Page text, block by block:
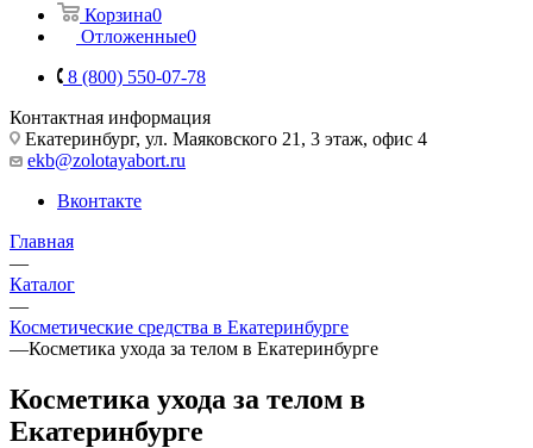
Корзина0
Отложенные0
8 (800) 550-07-78
Контактная информация
Екатеринбург, ул. Маяковского 21, 3 этаж, офис 4
ekb@zolotayabort.ru
Вконтакте
Главная
—
Каталог
—
Косметические средства в Екатеринбурге
—Косметика ухода за телом в Екатеринбурге
Косметика ухода за телом в
Екатеринбурге